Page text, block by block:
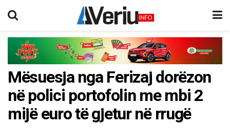
Mësuesja nga Ferizaj dorëzon
në polici portofolin me mbi 2
mijë euro të gjetur në rrugë